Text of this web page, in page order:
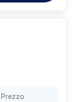
Prezzo